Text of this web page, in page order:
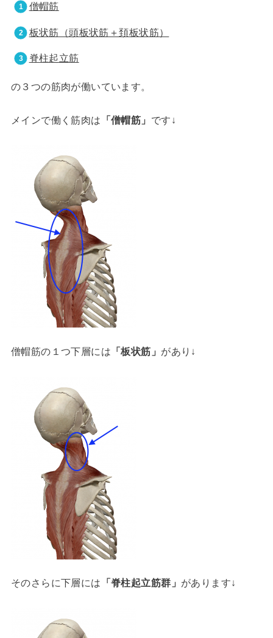
僧帽筋
板状筋（頭板状筋＋頚板状筋）
脊柱起立筋
の３つの筋肉が働いています。
メインで働く筋肉は 「僧帽筋」 です↓
僧帽筋の１つ下層には 「板状筋」 があり↓
そのさらに下層には 「脊柱起立筋群」 があります↓